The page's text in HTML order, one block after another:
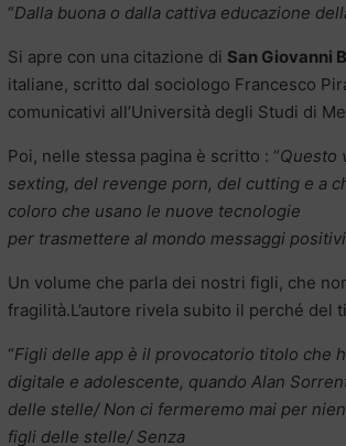
“Dalla buona o dalla cattiva educazione
Si apre con una citazione di San Giovanni
italiane, scritto dal sociologo Francesco
comunicativi all’Università degli Studi di
Poi, nelle stessa pagina è scritto : “Questo
sexting, del revenge porn, del cutting e a
coloro che usano le nuove tecnologie
per trasmettere al mondo messaggi
Un volume che parla dei nostri figli, che
fragilità.L’autore rivela subito il perché del
“Figli delle app è il provocatorio titolo che
digitale e adolescente, quando Alan
delle stelle/ Non ci fermeremo mai per
figli delle stelle/ Senza